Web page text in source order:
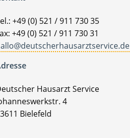
+49 (0) 521 / 911 730 35
+49 (0) 521 / 911 730 31
Hausarzt Service
4
Bielefeld